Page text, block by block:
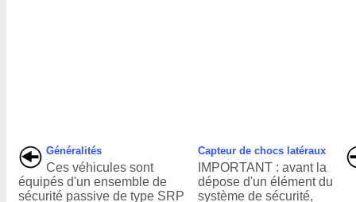
Généralités
Ces véhicules sont
équipés d'un ensemble de
sécurité passive de type SRP
Capteur de chocs latéraux
IMPORTANT : avant la
dépose d'un élément du
système de sécurité,